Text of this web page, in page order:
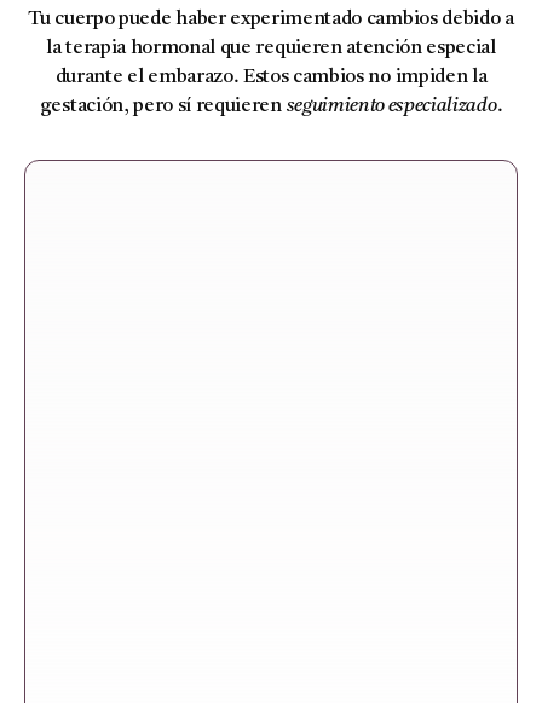
Tu cuerpo puede haber experimentado cambios debido a
la terapia hormonal que requieren atención especial
durante el embarazo. Estos cambios no impiden la
gestación, pero sí requieren seguimiento especializado.